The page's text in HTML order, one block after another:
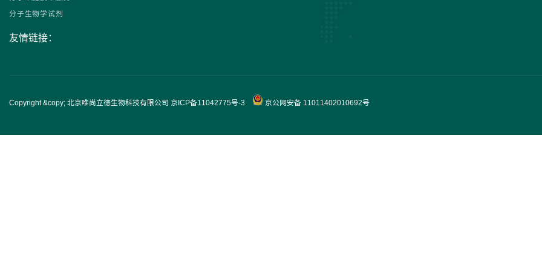
分子生物学试剂
友情链接：
Copyright &copy; 北京唯尚立德生物科技有限公司 京ICP备11042775号-3 京公网安备 11011402010692号